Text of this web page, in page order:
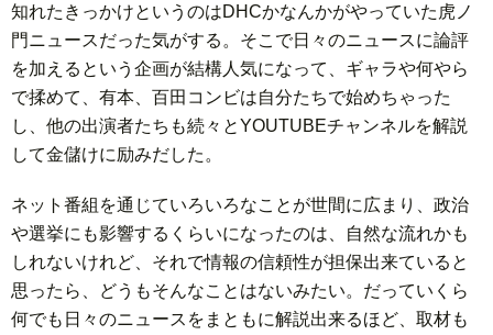
知れたきっかけというのはDHCかなんかがやっていた虎ノ
門ニュースだった気がする。そこで日々のニュースに論評
を加えるという企画が結構人気になって、ギャラや何やら
で揉めて、有本、百田コンビは自分たちで始めちゃった
し、他の出演者たちも続々とYOUTUBEチャンネルを解説
して金儲けに励みだした。
ネット番組を通じていろいろなことが世間に広まり、政治
や選挙にも影響するくらいになったのは、自然な流れかも
しれないけれど、それで情報の信頼性が担保出来ていると
思ったら、どうもそんなことはないみたい。だっていくら
何でも日々のニュースをまともに解説出来るほど、取材も